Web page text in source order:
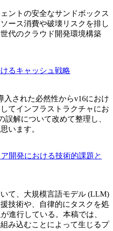
ントの安全なサンドボックス
ース消費や破壊リスクを排し
代のクラウド開発環境構築
るキャッシュ戦略
入された必然性からv16におけ
てインフラストラクチャにお
誤解について改めて整理し、
います。
開発における技術的課題と
て、大規模言語モデル (LLM)
技術や、自律的にタスクを処
進行している。本稿では、
み込むことによって生じるプ